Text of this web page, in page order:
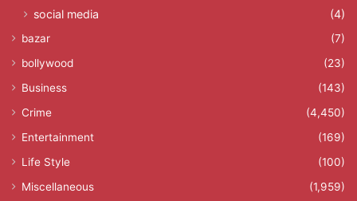
social media (4)
bazar
(7)
bollywood
(23)
Business
(143)
Crime
(4,450)
Entertainment
(169)
Life Style
(100)
Miscellaneous
(1,959)